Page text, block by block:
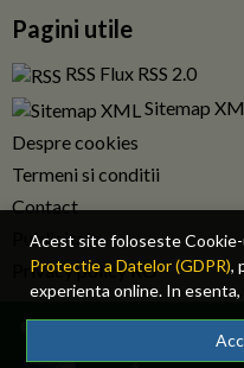
Acest site foloseste
Protectie a Datelor (GDPR),
experienta online. In
imbunatatim continutul de
experienta online
Pagini utile
RSS Flux RSS 2.0
Sitemap
Despre cookies
Termeni si conditii
Contact
Publicitate
Privacy policy RO
© 2026 Fiscalitatea.ro.